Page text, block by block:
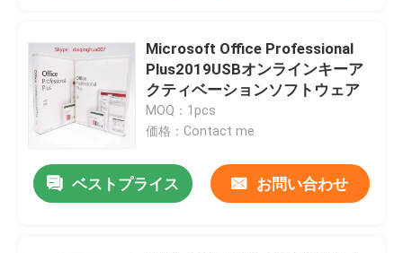
Microsoft Office Professional
Plus2019USBオンラインキーア
クティベーションソフトウェア
MOQ：1pcs
価格：Contact me
ベストプライス お問い合わせ